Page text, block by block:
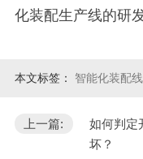
化装配生产线的研
本文标签： 智能化装配线
上一篇:
如何判定
坏？